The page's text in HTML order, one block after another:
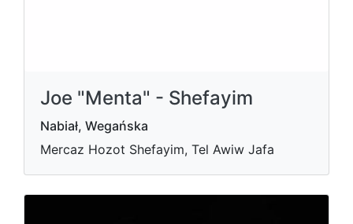
Joe "Menta" - Shefayim
Nabiał, Wegańska
Mercaz Hozot Shefayim, Tel Awiw Jafa